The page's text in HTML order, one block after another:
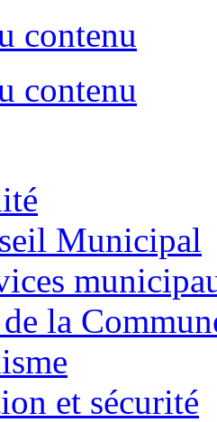
contenu
contenu
Municipal
la
et sécurité